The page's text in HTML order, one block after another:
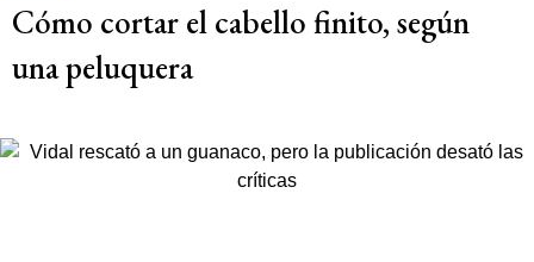
Cómo cortar el cabello finito, según
una peluquera